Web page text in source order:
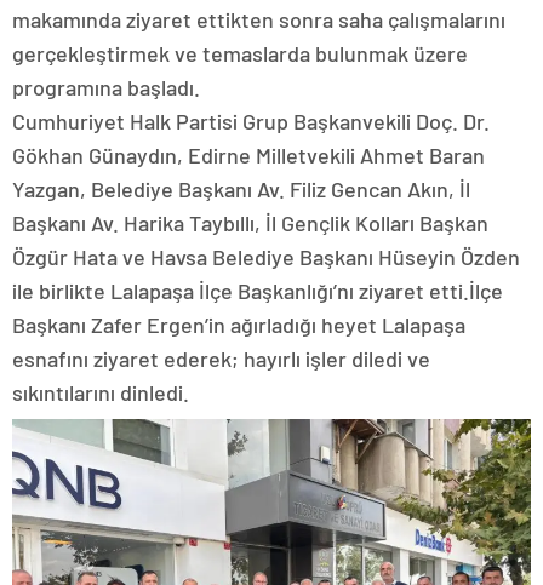
makamında ziyaret ettikten sonra saha çalışmalarını
gerçekleştirmek ve temaslarda bulunmak üzere
programına başladı.
Cumhuriyet Halk Partisi Grup Başkanvekili Doç. Dr.
Gökhan Günaydın, Edirne Milletvekili Ahmet Baran
Yazgan, Belediye Başkanı Av. Filiz Gencan Akın, İl
Başkanı Av. Harika Taybıllı, İl Gençlik Kolları Başkan
Özgür Hata ve Havsa Belediye Başkanı Hüseyin Özden
ile birlikte Lalapaşa İlçe Başkanlığı’nı ziyaret etti.İlçe
Başkanı Zafer Ergen’in ağırladığı heyet Lalapaşa
esnafını ziyaret ederek; hayırlı işler diledi ve
sıkıntılarını dinledi.